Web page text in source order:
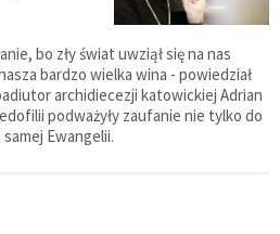
bo zły świat uwziął się na nas
bardzo wielka wina - powiedział
archidiecezji katowickiej Adrian
podważyły zaufanie nie tylko do
Ewangelii.